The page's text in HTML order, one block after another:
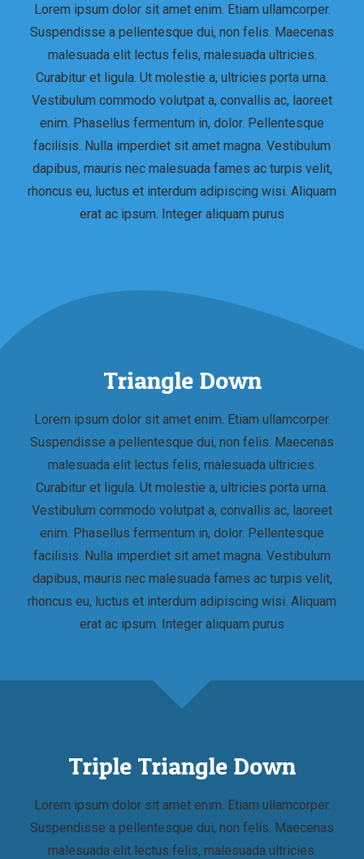
Lorem ipsum dolor sit amet enim. Etiam ullamcorper.
Suspendisse a pellentesque dui, non felis. Maecenas
malesuada elit lectus felis, malesuada ultricies.
Curabitur et ligula. Ut molestie a, ultricies porta urna.
Vestibulum commodo volutpat a, convallis ac, laoreet
enim. Phasellus fermentum in, dolor. Pellentesque
facilisis. Nulla imperdiet sit amet magna. Vestibulum
dapibus, mauris nec malesuada fames ac turpis velit,
rhoncus eu, luctus et interdum adipiscing wisi. Aliquam
erat ac ipsum. Integer aliquam purus
Triangle Down
Lorem ipsum dolor sit amet enim. Etiam ullamcorper.
Suspendisse a pellentesque dui, non felis. Maecenas
malesuada elit lectus felis, malesuada ultricies.
Curabitur et ligula. Ut molestie a, ultricies porta urna.
Vestibulum commodo volutpat a, convallis ac, laoreet
enim. Phasellus fermentum in, dolor. Pellentesque
facilisis. Nulla imperdiet sit amet magna. Vestibulum
dapibus, mauris nec malesuada fames ac turpis velit,
rhoncus eu, luctus et interdum adipiscing wisi. Aliquam
erat ac ipsum. Integer aliquam purus
Triple Triangle Down
Lorem ipsum dolor sit amet enim. Etiam ullamcorper.
Suspendisse a pellentesque dui, non felis. Maecenas
malesuada elit lectus felis, malesuada ultricies.